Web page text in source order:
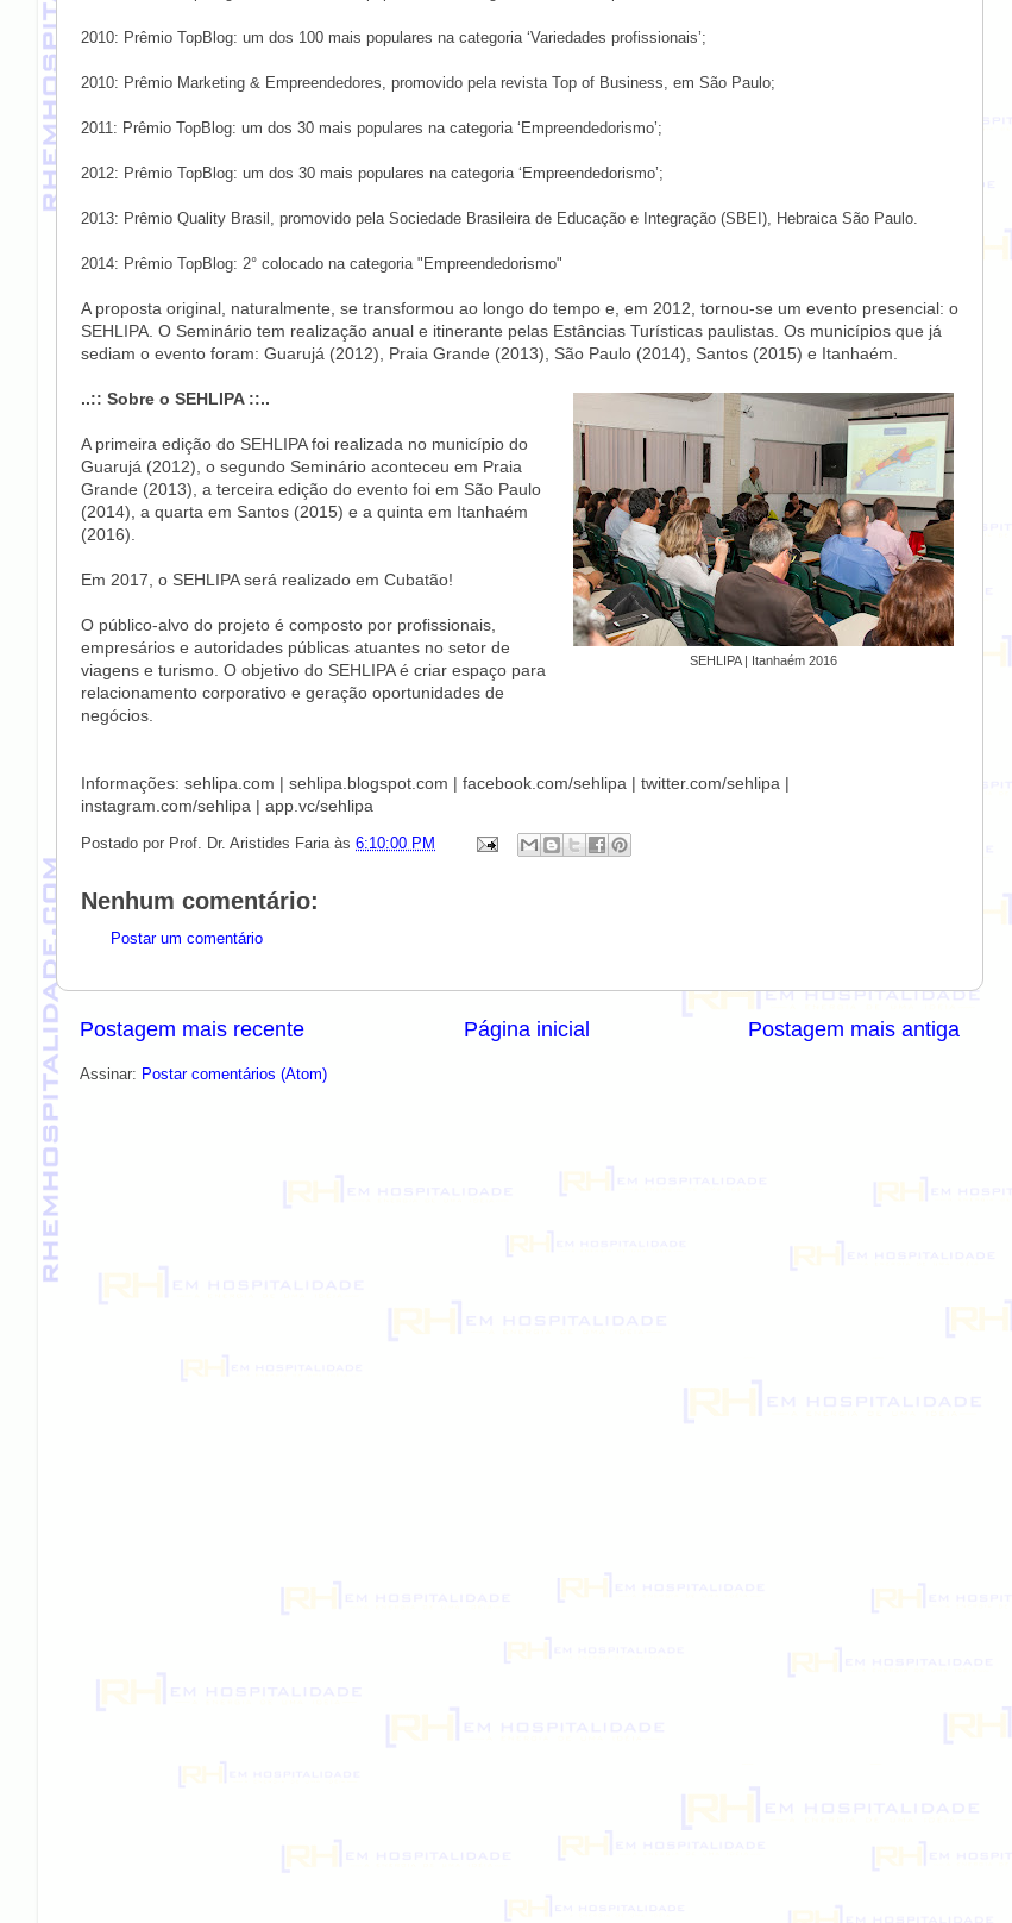
2010: Prêmio TopBlog: um dos 100 mais populares na categoria ‘Variedades profissionais’;
2010: Prêmio Marketing & Empreendedores, promovido pela revista Top of Business, em São Paulo;
2011: Prêmio TopBlog: um dos 30 mais populares na categoria ‘Empreendedorismo’;
2012: Prêmio TopBlog: um dos 30 mais populares na categoria ‘Empreendedorismo’;
2013: Prêmio Quality Brasil, promovido pela Sociedade Brasileira de Educação e Integração (SBEI), Hebraica São Paulo.
2014: Prêmio TopBlog: 2° colocado na categoria "Empreendedorismo"
A proposta original, naturalmente, se transformou ao longo do tempo e, em 2012, tornou-se um evento presencial: o
SEHLIPA. O Seminário tem realização anual e itinerante pelas Estâncias Turísticas paulistas. Os municípios que já
sediam o evento foram: Guarujá (2012), Praia Grande (2013), São Paulo (2014), Santos (2015) e Itanhaém.
SEHLIPA | Itanhaém 2016
..:: Sobre o SEHLIPA ::..
A primeira edição do SEHLIPA foi realizada no município do
Guarujá (2012), o segundo Seminário aconteceu em Praia
Grande (2013), a terceira edição do evento foi em São Paulo
(2014), a quarta em Santos (2015) e a quinta em Itanhaém
(2016).
Em 2017, o SEHLIPA será realizado em Cubatão!
O público-alvo do projeto é composto por profissionais,
empresários e autoridades públicas atuantes no setor de
viagens e turismo. O objetivo do SEHLIPA é criar espaço para
relacionamento corporativo e geração oportunidades de
negócios.
Informações: sehlipa.com | sehlipa.blogspot.com | facebook.com/sehlipa | twitter.com/sehlipa |
instagram.com/sehlipa | app.vc/sehlipa
Postado por Prof. Dr. Aristides Faria às 6:10:00 PM
Nenhum comentário:
Postar um comentário
Postagem mais recente Postagem mais antiga
Página inicial
Assinar: Postar comentários (Atom)